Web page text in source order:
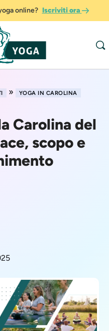
online? Iscriviti ora
» YOGA IN CAROLINA
Carolina del
scopo e